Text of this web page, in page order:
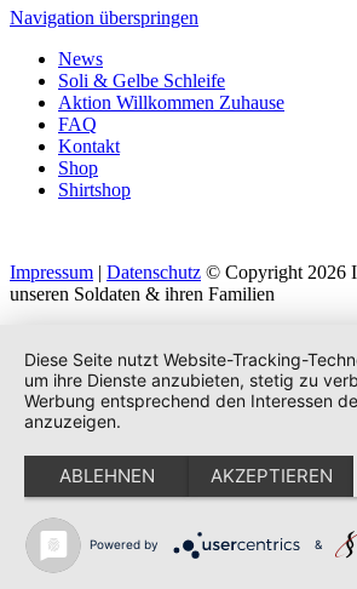
Navigation überspringen
News
Soli & Gelbe Schleife
Aktion Willkommen Zuhause
FAQ
Kontakt
Shop
Shirtshop
Impressum | Datenschutz © Copyright 2026
unseren Soldaten & ihren Familien
Diese Seite nutzt Website-Tracking-
um ihre Dienste anzubieten, stetig zu
Werbung entsprechend den Interessen
anzuzeigen.
ABLEHNEN AKZEPTIEREN
Powered by &